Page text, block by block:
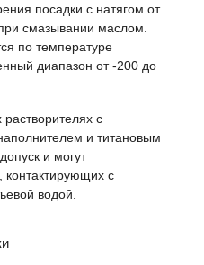
посадки с натягом от
смазывании маслом.
по температуре
диапазон от -200 до
с
и титановым
и могут
контактирующих с
водой.